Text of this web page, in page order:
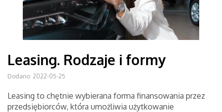
Leasing. Rodzaje i formy
Dodano: 2022-05-25
Leasing to chętnie wybierana forma finansowania przez
przedsiębiorców, która umożliwia użytkowanie